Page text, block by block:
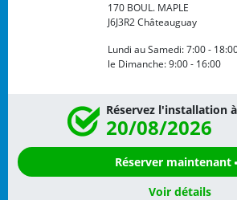
170 BOUL. MAPLE
J6J3R2Châteauguay
Lundi au Samedi:7:00 -
le Dimanche:9:00 - 16:00
Réservez l'installation
20/08/2026
Réserver maintenant
Voir détails